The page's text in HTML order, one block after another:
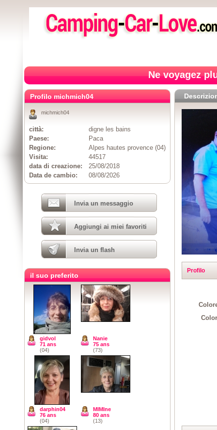
Ne voyagez
Profilo
Profilo michmich04
michmich04
città:
digne les bains
Paese:
Paca
Regione:
Alpes hautes provence (04)
Visita:
44517
data di creazione:
25/08/2018
Data de cambio:
08/08/2026
Invia un messaggio
Aggiungi ai miei favoriti
Invia un flash
il suo preferito
gidvol
71 ans
(04)
Nanie
75 ans
(73)
darphin04
76 ans
(04)
MIMIne
80 ans
(13)